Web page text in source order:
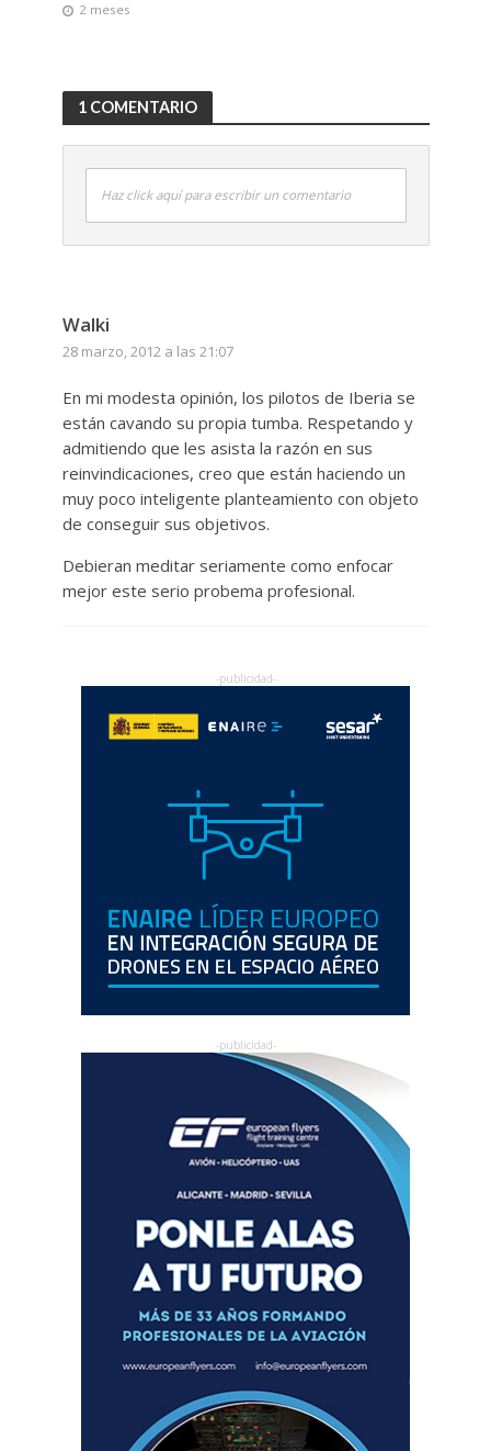
2 meses
1 COMENTARIO
Haz click aquí para escribir un comentario
Walki
28 marzo, 2012 a las 21:07
En mi modesta opinión, los pilotos de Iberia se
están cavando su propia tumba. Respetando y
admitiendo que les asista la razón en sus
reinvindicaciones, creo que están haciendo un
muy poco inteligente planteamiento con objeto
de conseguir sus objetivos.
Debieran meditar seriamente como enfocar
mejor este serio probema profesional.